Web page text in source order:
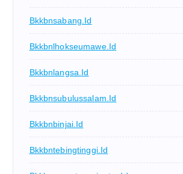
Bkkbnsabang.id
Bkkbnlhokseumawe.id
Bkkbnlangsa.id
Bkkbnsubulussalam.id
Bkkbnbinjai.id
Bkkbntebingtinggi.id